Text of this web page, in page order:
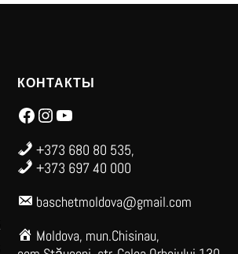
КОНТАКТЫ
Facebook Instagram YouTube
+373 680 80 535,
+373 697 40 000
baschetmoldova@gmail.com
Moldova, mun.Chisinau,